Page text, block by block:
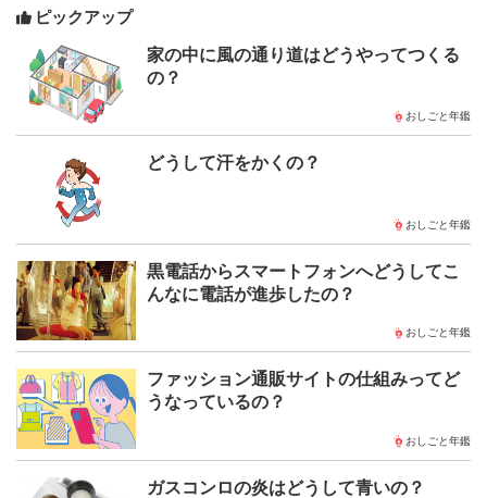
ピックアップ
家の中に風の通り道はどうやってつくる
の？
おしごと年鑑
どうして汗をかくの？
おしごと年鑑
黒電話からスマートフォンへどうしてこ
んなに電話が進歩したの？
おしごと年鑑
ファッション通販サイトの仕組みってど
うなっているの？
おしごと年鑑
ガスコンロの炎はどうして青いの？